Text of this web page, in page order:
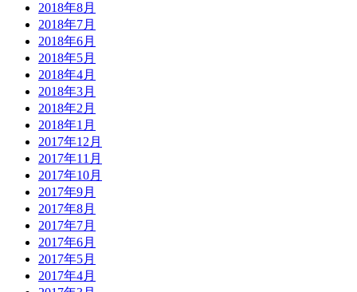
2018年8月
2018年7月
2018年6月
2018年5月
2018年4月
2018年3月
2018年2月
2018年1月
2017年12月
2017年11月
2017年10月
2017年9月
2017年8月
2017年7月
2017年6月
2017年5月
2017年4月